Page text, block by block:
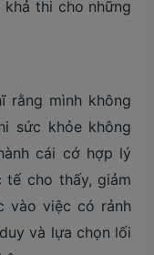
thi cho những
rằng mình không
sức khỏe không
cái cớ hợp lý
tế cho thấy, giảm
vào việc có rảnh
và lựa chọn lối